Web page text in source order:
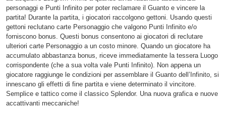
personaggi e Punti Infinito per poter reclamare il Guanto e vincere la
partita! Durante la partita, i giocatori raccolgono gettoni. Usando questi
gettoni reclutano carte Personaggio che valgono Punti Infinito e/o
forniscono bonus. Questi bonus consentono ai giocatori di reclutare
ulteriori carte Personaggio a un costo minore. Quando un giocatore ha
accumulato abbastanza bonus, riceve immediatamente la tessera Luogo
corrispondente (che a sua volta vale Punti Infinito). Non appena un
giocatore raggiunge le condizioni per assemblare il Guanto dell’Infinito, si
innescano gli effetti di fine partita e viene determinato il vincitore.
Semplice e tattico come il classico Splendor. Una nuova grafica e nuove
accattivanti meccaniche!